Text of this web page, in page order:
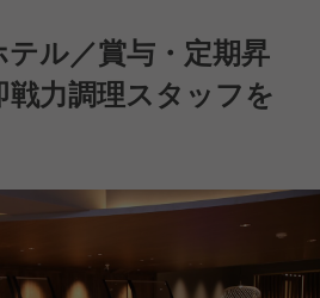
テル／賞与・定期昇
力調理スタッフを